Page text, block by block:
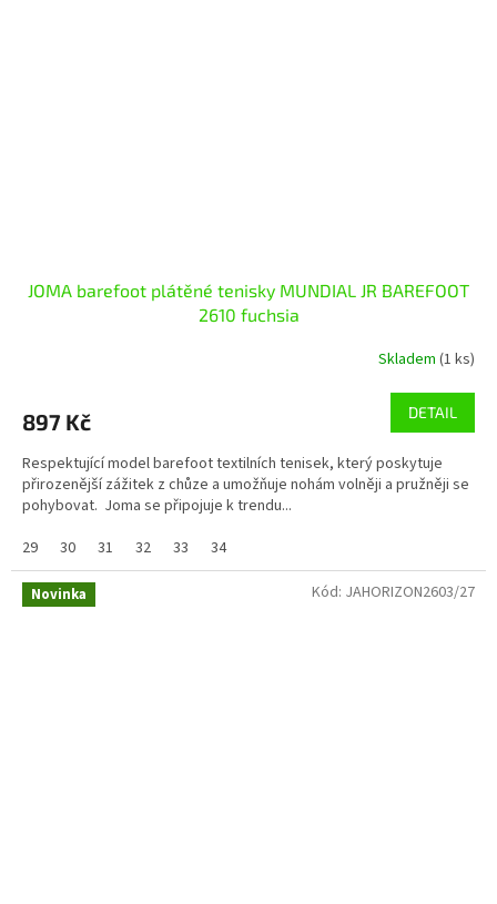
JOMA barefoot plátěné tenisky MUNDIAL JR BAREFOOT
2610 fuchsia
Skladem (1 ks)
897 Kč DETAIL
Respektující model barefoot textilních tenisek, který poskytuje
přirozenější zážitek z chůze a umožňuje nohám volněji a pružněji se
pohybovat. Joma se připojuje k trendu...
29
30 31 32 33 34
Novinka Kód: JAHORIZON2603/27